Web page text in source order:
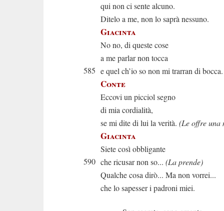
qui non ci sente alcuno.
Ditelo a me, non lo saprà nessuno.
Giacinta
No no, di queste cose
a me parlar non tocca
585 e quel ch’io so non mi trarran di bocca.
Conte
Eccovi un picciol segno
di mia cordialità,
se mi dite di lui la verità. (Le offre una
Giacinta
Siete così obbligante
590 che ricusar non so... (La prende)
Qualche cosa dirò... Ma non vorrei...
che lo sapesser i padroni miei.